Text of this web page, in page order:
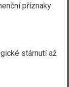
příznaky
stárnutí až